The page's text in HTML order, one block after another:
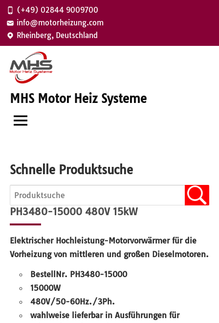
Zum
Inhalt
springen
(+49) 02844 9009700
info@motorheizung.com
Rheinberg, Deutschland
MHS Motor Heiz Systeme
Schnelle Produktsuche
PH3480-15000 480V 15kW
Elektrischer Hochleistung-Motorvorwärmer für die
Vorheizung von mittleren und großen Dieselmotoren.
BestellNr. PH3480-15000
15000W
480V/50-60Hz./3Ph.
wahlweise lieferbar in Ausführungen für